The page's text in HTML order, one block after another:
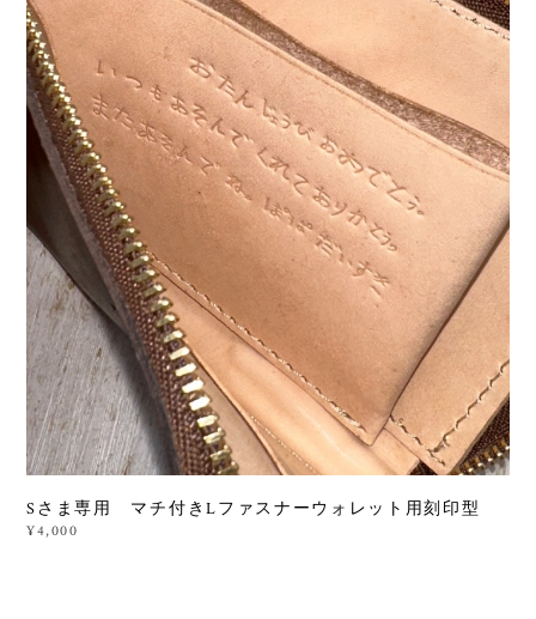
Sさま専用 マチ付きLファスナーウォレット用刻印型
¥4,000